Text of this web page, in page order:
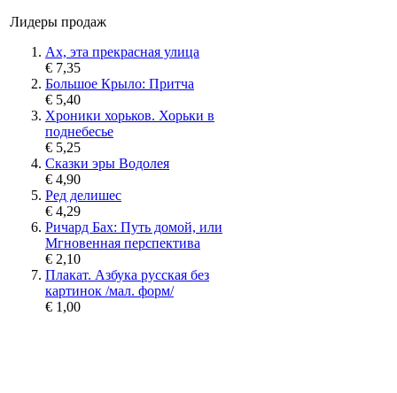
Лидеры продаж
Ах, эта прекрасная улица
€ 7,35
Большое Крыло: Притча
€ 5,40
Хроники хорьков. Хорьки в
поднебесье
€ 5,25
Сказки эры Водолея
€ 4,90
Ред делишес
€ 4,29
Ричард Бах: Путь домой, или
Мгновенная перспектива
€ 2,10
Плакат. Азбука русская без
картинок /мал. форм/
€ 1,00